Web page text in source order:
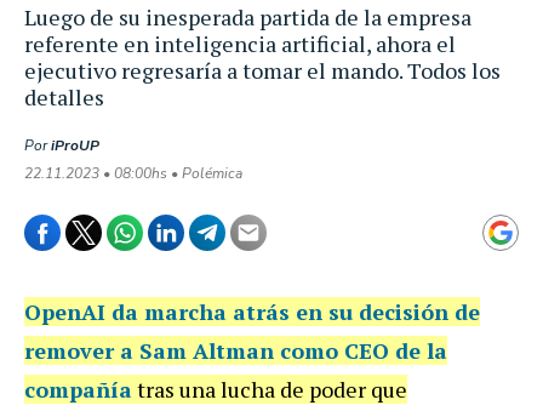
Luego de su inesperada partida de la empresa
referente en inteligencia artificial, ahora el
ejecutivo regresaría a tomar el mando. Todos los
detalles
PoriProUP
22.11.2023 • 08:00hs • Polémica
OpenAI da marcha atrás en su decisión de
remover a Sam Altman como CEO de la
compañíatras una lucha de poder que